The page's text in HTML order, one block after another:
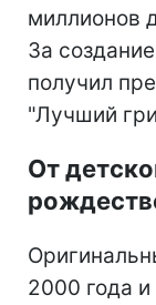
миллионов
За
получил
"Лучший
От
2000 года